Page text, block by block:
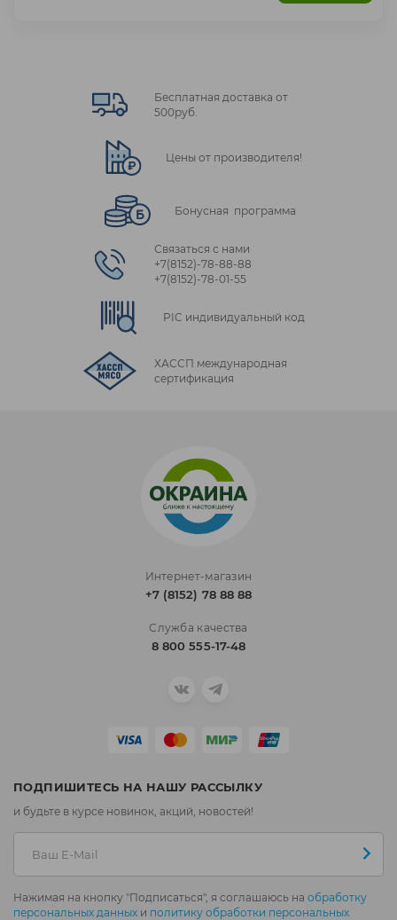
Бесплатная доставка от
500руб.
Цены от производителя!
Бонусная программа
Связаться с нами
+7(8152)‑78‑88‑88
+7(8152)‑78‑01‑55
PIC индивидуальный код
ХАССП международная
сертификация
Интернет-магазин
+7 (8152) 78 88 88
Служба качества
8 800 555-17-48
ПОДПИШИТЕСЬ НА НАШУ РАССЫЛКУ
и будьте в курсе новинок, акций, новостей!
Нажимая на кнопку "Подписаться", я соглашаюсь на обработку
персональных данных и политику обработки персональных